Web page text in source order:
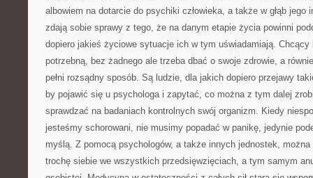
albowiem na dotarcie do psychiki człowieka, a także w głąb jego
zdają sobie sprawy z tego, że na danym etapie życia powinni
dopiero jakieś życiowe sytuacje ich w tym uświadamiają. Chcący
potrzebną, bez żadnego ale trzeba dbać o swoje zdrowie, a
pełni rozsądny sposób. Są ludzie, dla jakich dopiero przejawy
by pojawić się u psychologa i zapytać, co można z tym dalej
sprawdzać na badaniach kontrolnych swój organizm. Kiedy
jesteśmy schorowani, nie musimy popadać w panikę, jedynie
myślą. Z pomocą psychologów, a także innych jednostek,
trochę siebie we wszystkich przedsięwzięciach, a tym samym